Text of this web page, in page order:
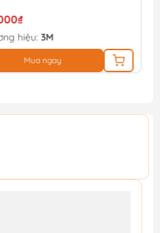
hiệu: 3M
Mua ngay